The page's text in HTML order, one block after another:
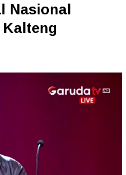
Nasional
Kalteng